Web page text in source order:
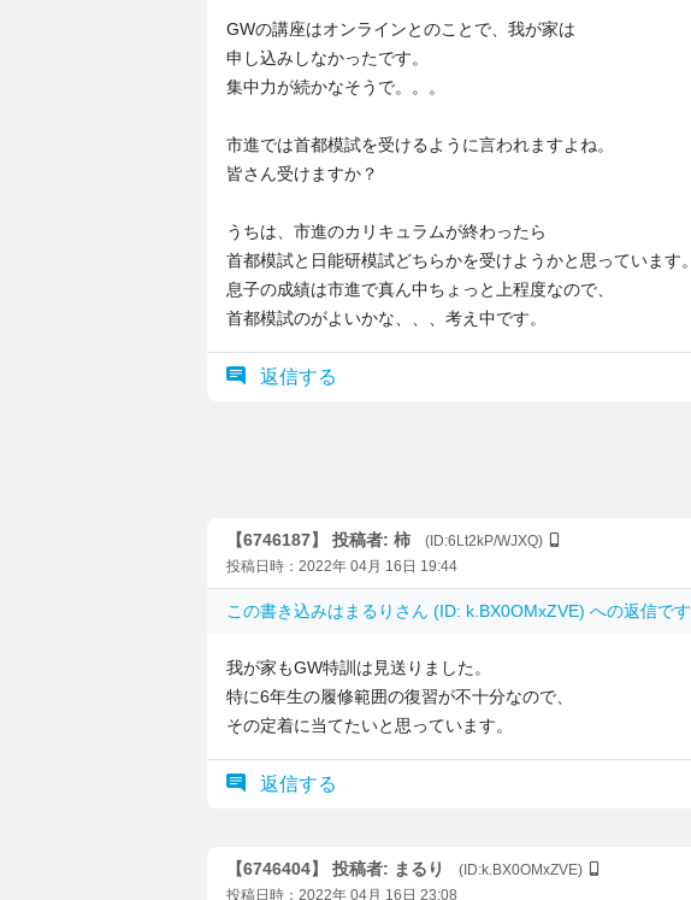
GWの講座はオンラインとのことで、我が家は
申し込みしなかったです。
集中力が続かなそうで。。。
市進では首都模試を受けるように言われますよね。
皆さん受けますか？
うちは、市進のカリキュラムが終わったら
首都模試と日能研模試どちらかを受けようかと思っています。
息子の成績は市進で真ん中ちょっと上程度なので、
首都模試のがよいかな、、、考え中です。
返信する
【6746187】 投稿者: 柿
(ID:6Lt2kP/WJXQ)
投稿日時：2022年 04月 16日 19:44
この書き込みは まるり さん (ID: k.BX0OMxZVE) への返信です
我が家もGW特訓は見送りました。
特に6年生の履修範囲の復習が不十分なので、
その定着に当てたいと思っています。
返信する
【6746404】 投稿者: まるり
(ID:k.BX0OMxZVE)
投稿日時：2022年 04月 16日 23:08